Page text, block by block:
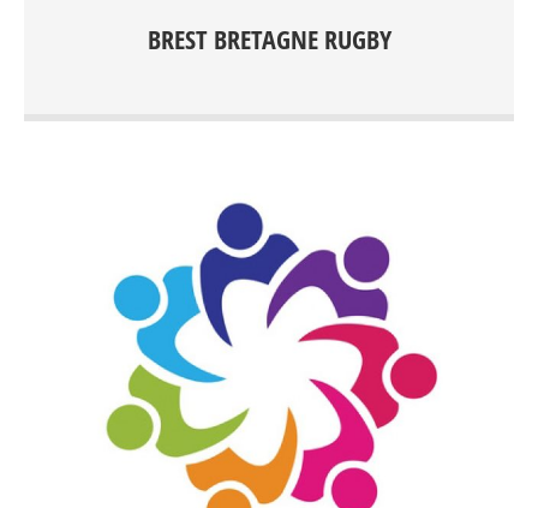
15ans Rugby à XV Loisirs Rugby à X compétition dès
BREST BRETAGNE RUGBY